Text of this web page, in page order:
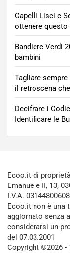
Capelli Lisci e
ottenere questo
Bandiere Verdi
bambini
Tagliare
il retroscena
Decifrare i
Identificare le
Ecoo.it di
Emanuele II, 13,
I.V.A. 03144800608
Ecoo.it non è una
aggiornato senza
considerarsi un
del 07.03.2001
Copyright ©2026